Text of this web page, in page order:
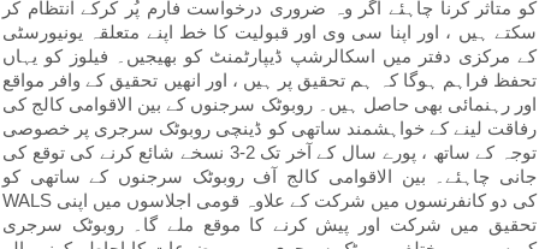
کو متاثر کرنا چاہئے اگر وہ ضروری درخواست فارم پُر کرکے انتظام کر
سکتے ہیں ، اور اپنا سی وی اور قبولیت کا خط اپنے متعلقہ یونیورسٹی
کے مرکزی دفتر میں اسکالرشپ ڈیپارٹمنٹ کو بھیجیں۔ فیلوز کو یہاں
تحفظ فراہم ہوگا کہ ہم تحقیق پر ہیں ، اور انھیں تحقیق کے وافر مواقع
اور رہنمائی بھی حاصل ہیں۔ روبوٹک سرجنوں کے بین الاقوامی کالج کی
رفاقت لینے کے خواہشمند ساتھی کو ڈینچی روبوٹک سرجری پر خصوصی
توجہ کے ساتھ ، پورے سال کے آخر تک 2-3 نسخے شائع کرنے کی توقع کی
جانی چاہئے۔ بین الاقوامی کالج آف روبوٹک سرجنوں کے ساتھی کو
WALS کی دو کانفرنسوں میں شرکت کے علاوہ قومی اجلاسوں میں اپنی
تحقیق میں شرکت اور پیش کرنے کا موقع ملے گا۔ روبوٹک سرجری